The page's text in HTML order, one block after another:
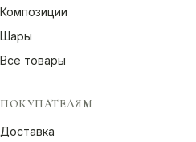
Композиции
Шары
Все товары
ПОКУПАТЕЛЯМ
Доставка